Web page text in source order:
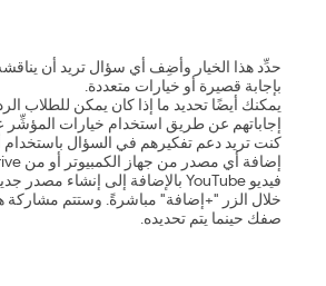
حدِّد هذا الخيار وأضِف أي سؤال تريد أن يناقشه
بإجابة قصيرة أو خيارات متعددة.
يمكنك أيضًا تحديد ما إذا كان يمكن للطلاب الرد
إجاباتهم عن طريق استخدام خيارات المؤشِّر على
كنت تريد دعم تفكيرهم في السؤال باستخدام أحد
خلال الزر "+إضافة" مباشرةً. وستتم مشاركة هذا
صفك حينما يتم تحديده.